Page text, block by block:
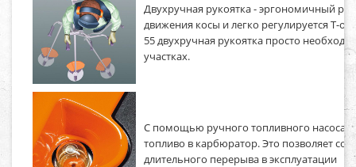
Двухручная рукоятка - эргономичный
движения косы и легко регулируется Т-
55 двухручная рукоятка просто
участках.
С помощью ручного топливного насоса
топливо в карбюратор. Это позволяет
длительного перерыва в эксплуатации